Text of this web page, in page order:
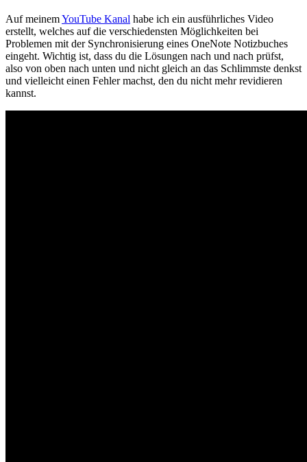
Auf meinemYouTube Kanal habe ich ein ausführliches Video
erstellt, welches auf die verschiedensten Möglichkeiten bei
Problemen mit der Synchronisierung eines OneNote Notizbuches
eingeht. Wichtig ist, dass du die Lösungen nach und nach prüfst,
also von oben nach unten und nicht gleich an das Schlimmste denkst
und vielleicht einen Fehler machst, den du nicht mehr revidieren
kannst.